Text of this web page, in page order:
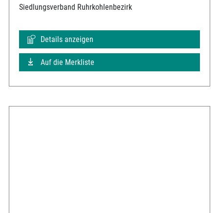
Siedlungsverband Ruhrkohlenbezirk
Details anzeigen
Auf die Merkliste